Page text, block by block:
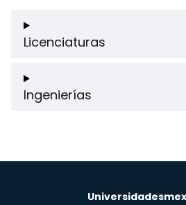
Licenciaturas
Ingenierías